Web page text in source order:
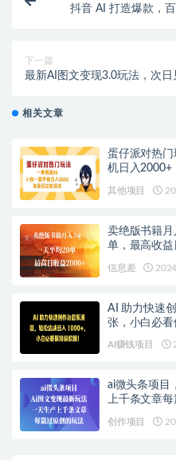
抖音 AI 打造爆款，
下一篇
最新AI图文变现3.0玩法，次
相关文章
蛋仔派对热
机日入2000+
其他项目
卖绝版书籍
单，最高收
信息差
AI 助力快速
张，小白必
AI赚钱项目
ai微头条项目
上千条文章
创作项目